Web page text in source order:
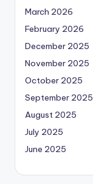
March 2026
February 2026
December 2025
November 2025
October 2025
September 2025
August 2025
July 2025
June 2025